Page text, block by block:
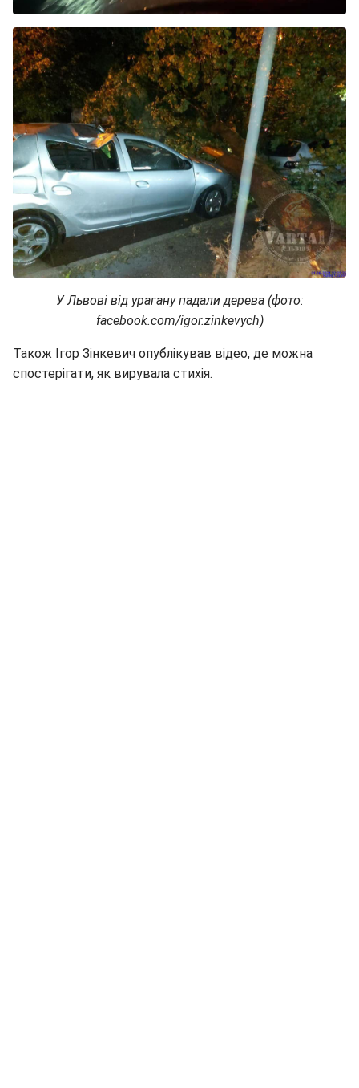
У Львові від урагану падали дерева (фото:
facebook.com/igor.zinkevych)
Також Ігор Зінкевич опублікував відео, де можна
спостерігати, як вирувала стихія.